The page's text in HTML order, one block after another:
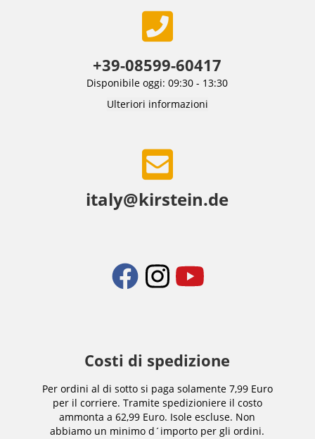
+39-08599-60417
Disponibile oggi: 09:30 - 13:30
Ulteriori informazioni
italy@kirstein.de
Costi di spedizione
Per ordini al di sotto si paga solamente 7,99 Euro
per il corriere. Tramite spedizioniere il costo
ammonta a 62,99 Euro. Isole escluse. Non
abbiamo un minimo d´importo per gli ordini.